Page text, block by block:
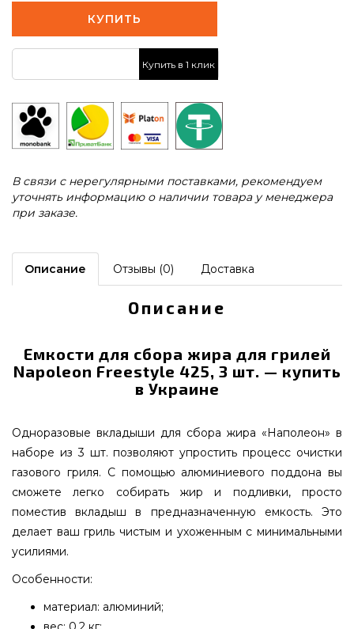
КУПИТЬ
Купить в 1 клик
В связи с нерегулярными поставками, рекомендуем
уточнять информацию о наличии товара у менеджера
при заказе.
Описание Отзывы (0) Доставка
Описание
Емкости для сбора жира для грилей
Napoleon Freestyle 425, 3 шт. — купить
в Украине
Одноразовые вкладыши для сбора жира «Наполеон» в
наборе из 3 шт. позволяют упростить процесс очистки
газового гриля. С помощью алюминиевого поддона вы
сможете легко собирать жир и подливки, просто
поместив вкладыш в предназначенную емкость. Это
делает ваш гриль чистым и ухоженным с минимальными
усилиями.
Особенности:
материал: алюминий;